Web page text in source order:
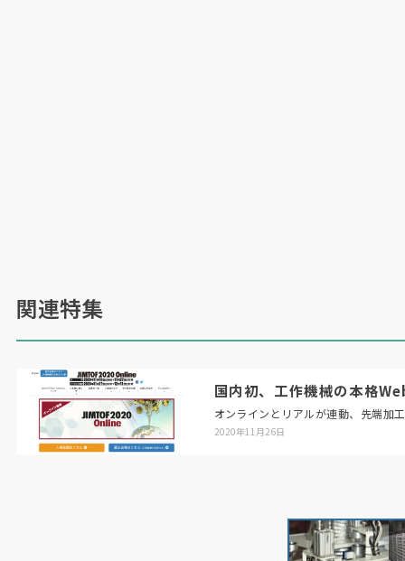
関連特集
国内初、工作機械の本格
オンラインとリアルが連動、先端加
2020年11月26日